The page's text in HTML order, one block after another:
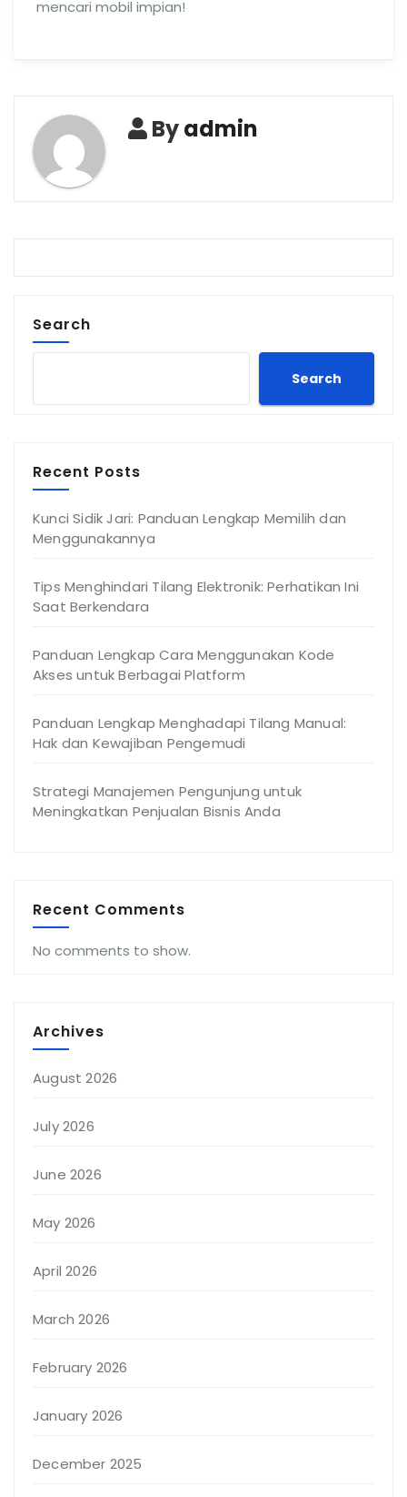
mencari mobil impian!
Byadmin
Search
Search
Recent Posts
Kunci Sidik Jari: Panduan Lengkap Memilih dan
Menggunakannya
Tips Menghindari Tilang Elektronik: Perhatikan Ini
Saat Berkendara
Panduan Lengkap Cara Menggunakan Kode
Akses untuk Berbagai Platform
Panduan Lengkap Menghadapi Tilang Manual:
Hak dan Kewajiban Pengemudi
Strategi Manajemen Pengunjung untuk
Meningkatkan Penjualan Bisnis Anda
Recent Comments
No comments to show.
Archives
August 2026
July 2026
June 2026
May 2026
April 2026
March 2026
February 2026
January 2026
December 2025